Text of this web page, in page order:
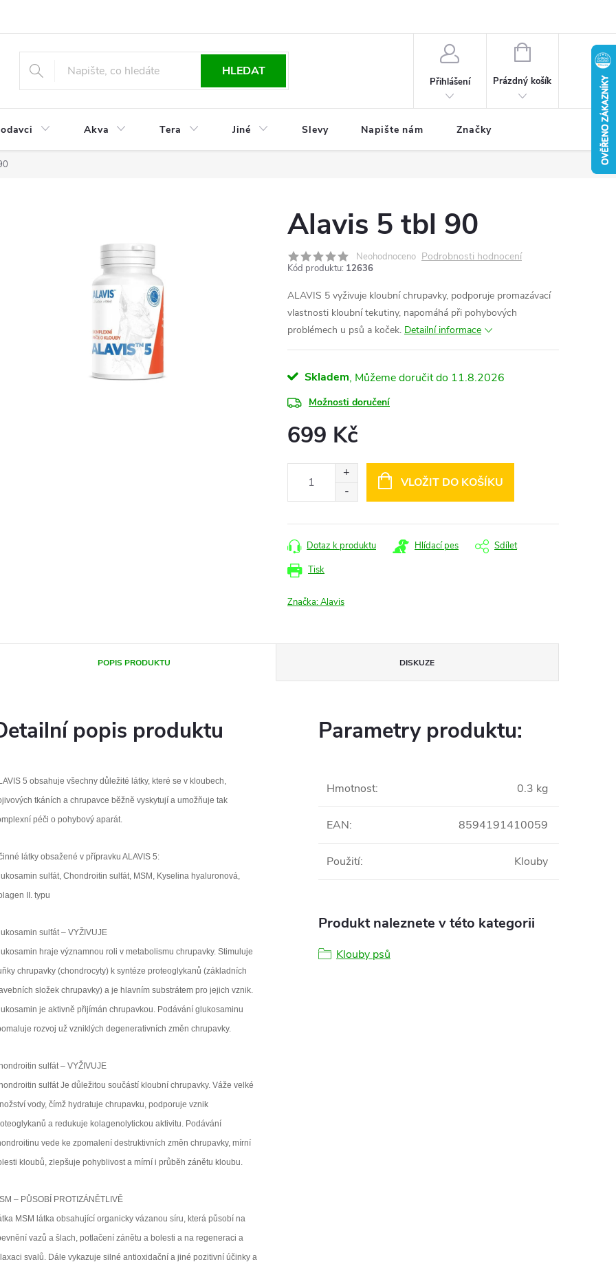
HLEDAT
Přihlášení
NÁKUPNÍ
Prázdný košík
Akva Tera Jiné Slevy Napište nám Značky
Alavis 5 tbl 90
Neohodnoceno Podrobnosti hodnocení
Kód produktu: 12636
ALAVIS 5 vyživuje kloubní chrupavky, podporuje promazávací
vlastnosti kloubní tekutiny, napomáhá při pohybových
problémech u psů a koček. Detailní informace
Skladem 11.8.2026
Možnosti doručení
699 Kč
VLOŽIT DO KOŠÍKU
Tisk
Dotaz k produktu Hlídací pes Sdílet
Značka:Alavis
POPIS PRODUKTU DISKUZE
popis produktu
5 obsahuje všechny důležité látky, které se v kloubech,
tkáních a chrupavce běžně vyskytují a umožňuje tak
péči o pohybový aparát.
látky obsažené v přípravku ALAVIS 5:
sulfát, Chondroitin sulfát, MSM, Kyselina hyaluronová,
II. typu
sulfát – VYŽIVUJE
hraje významnou roli v metabolismu chrupavky. Stimuluje
chrupavky (chondrocyty) k syntéze proteoglykanů (základních
složek chrupavky) a je hlavním substrátem pro jejich vznik.
je aktivně přijímán chrupavkou. Podávání glukosaminu
rozvoj už vzniklých degenerativních změn chrupavky.
sulfát – VYŽIVUJE
sulfát Je důležitou součástí kloubní chrupavky. Váže velké
vody, čímž hydratuje chrupavku, podporuje vznik
a redukuje kolagenolytickou aktivitu. Podávání
vede ke zpomalení destruktivních změn chrupavky, mírní
kloubů, zlepšuje pohyblivost a mírní i průběh zánětu kloubu.
– PŮSOBÍ PROTIZÁNĚTLIVĚ
MSM látka obsahující organicky vázanou síru, která působí na
vazů a šlach, potlačení zánětu a bolesti a na regeneraci a
svalů. Dále vykazuje silné antioxidační a jiné pozitivní účinky a
Parametry produktu:
Hmotnost: 0.3 kg
EAN: 8594191410059
Použití: Klouby
Produkt naleznete v této kategorii
Klouby psů